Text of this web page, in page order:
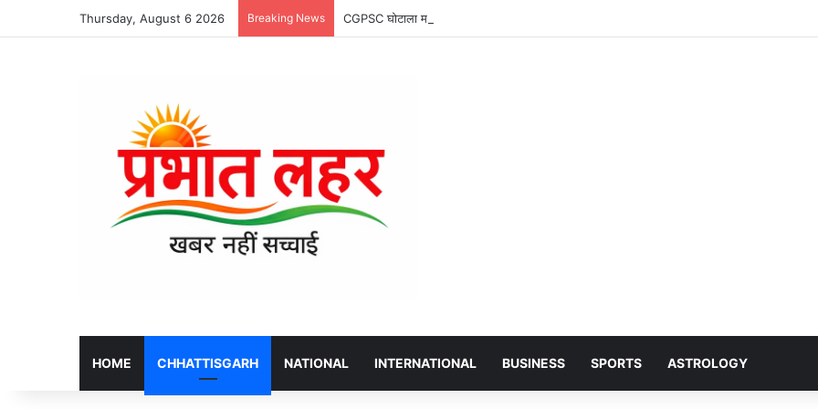
Thursday, August 6 2026 Breaking News CGPSC घोटाला मामला: पूर्व सचिव की जमानत याचिका खारिज, हाईकोर्ट ने कहा- पेपर लीक हत्या से भी अधिक
HOME CHHATTISGARH NATIONAL INTERNATIONAL BUSINESS SPORTS ASTROLOGY